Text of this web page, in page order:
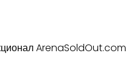
ArenaSoldOut.com